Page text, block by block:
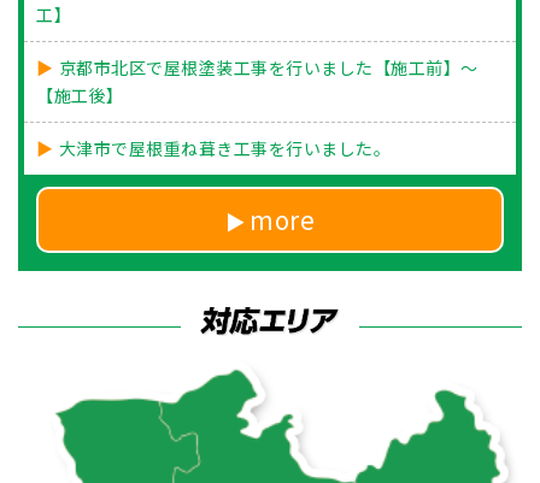
工】
京都市北区で屋根塗装工事を行いました【施工前】～
【施工後】
大津市で屋根重ね葺き工事を行いました。
more